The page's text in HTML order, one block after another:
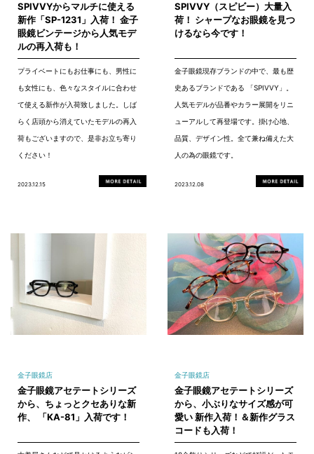
SPIVVYからマルチに使える
新作「SP-1231」入荷！ 金子
眼鏡ビンテージから人気モデ
ルの再入荷も！
プライベートにもお仕事にも、男性に
も女性にも、色々なスタイルに合わせ
て使える新作が入荷致しました。しば
らく店頭から消えていたモデルの再入
荷もございますので、是非お立ち寄り
ください！
2023.12.15
SPIVVY（スピビー）大量入
荷！ シャープなお眼鏡を見つ
けるなら今です！
金子眼鏡現存ブランドの中で、最も歴
史あるブランドである 「SPIVVY」。
人気モデルが品番やカラー展開をリニ
ューアルして再登場です。掛け心地、
品質、デザイン性。全て兼ね備えた大
人の為の眼鏡です。
2023.12.08
金子眼鏡店
金子眼鏡アセテートシリーズ
から、ちょっとクセありな新
作、 「KA-81」入荷です！
金子眼鏡店
金子眼鏡アセテートシリーズ
から、小ぶりなサイズ感が可
愛い 新作入荷！＆新作グラス
コードも入荷！